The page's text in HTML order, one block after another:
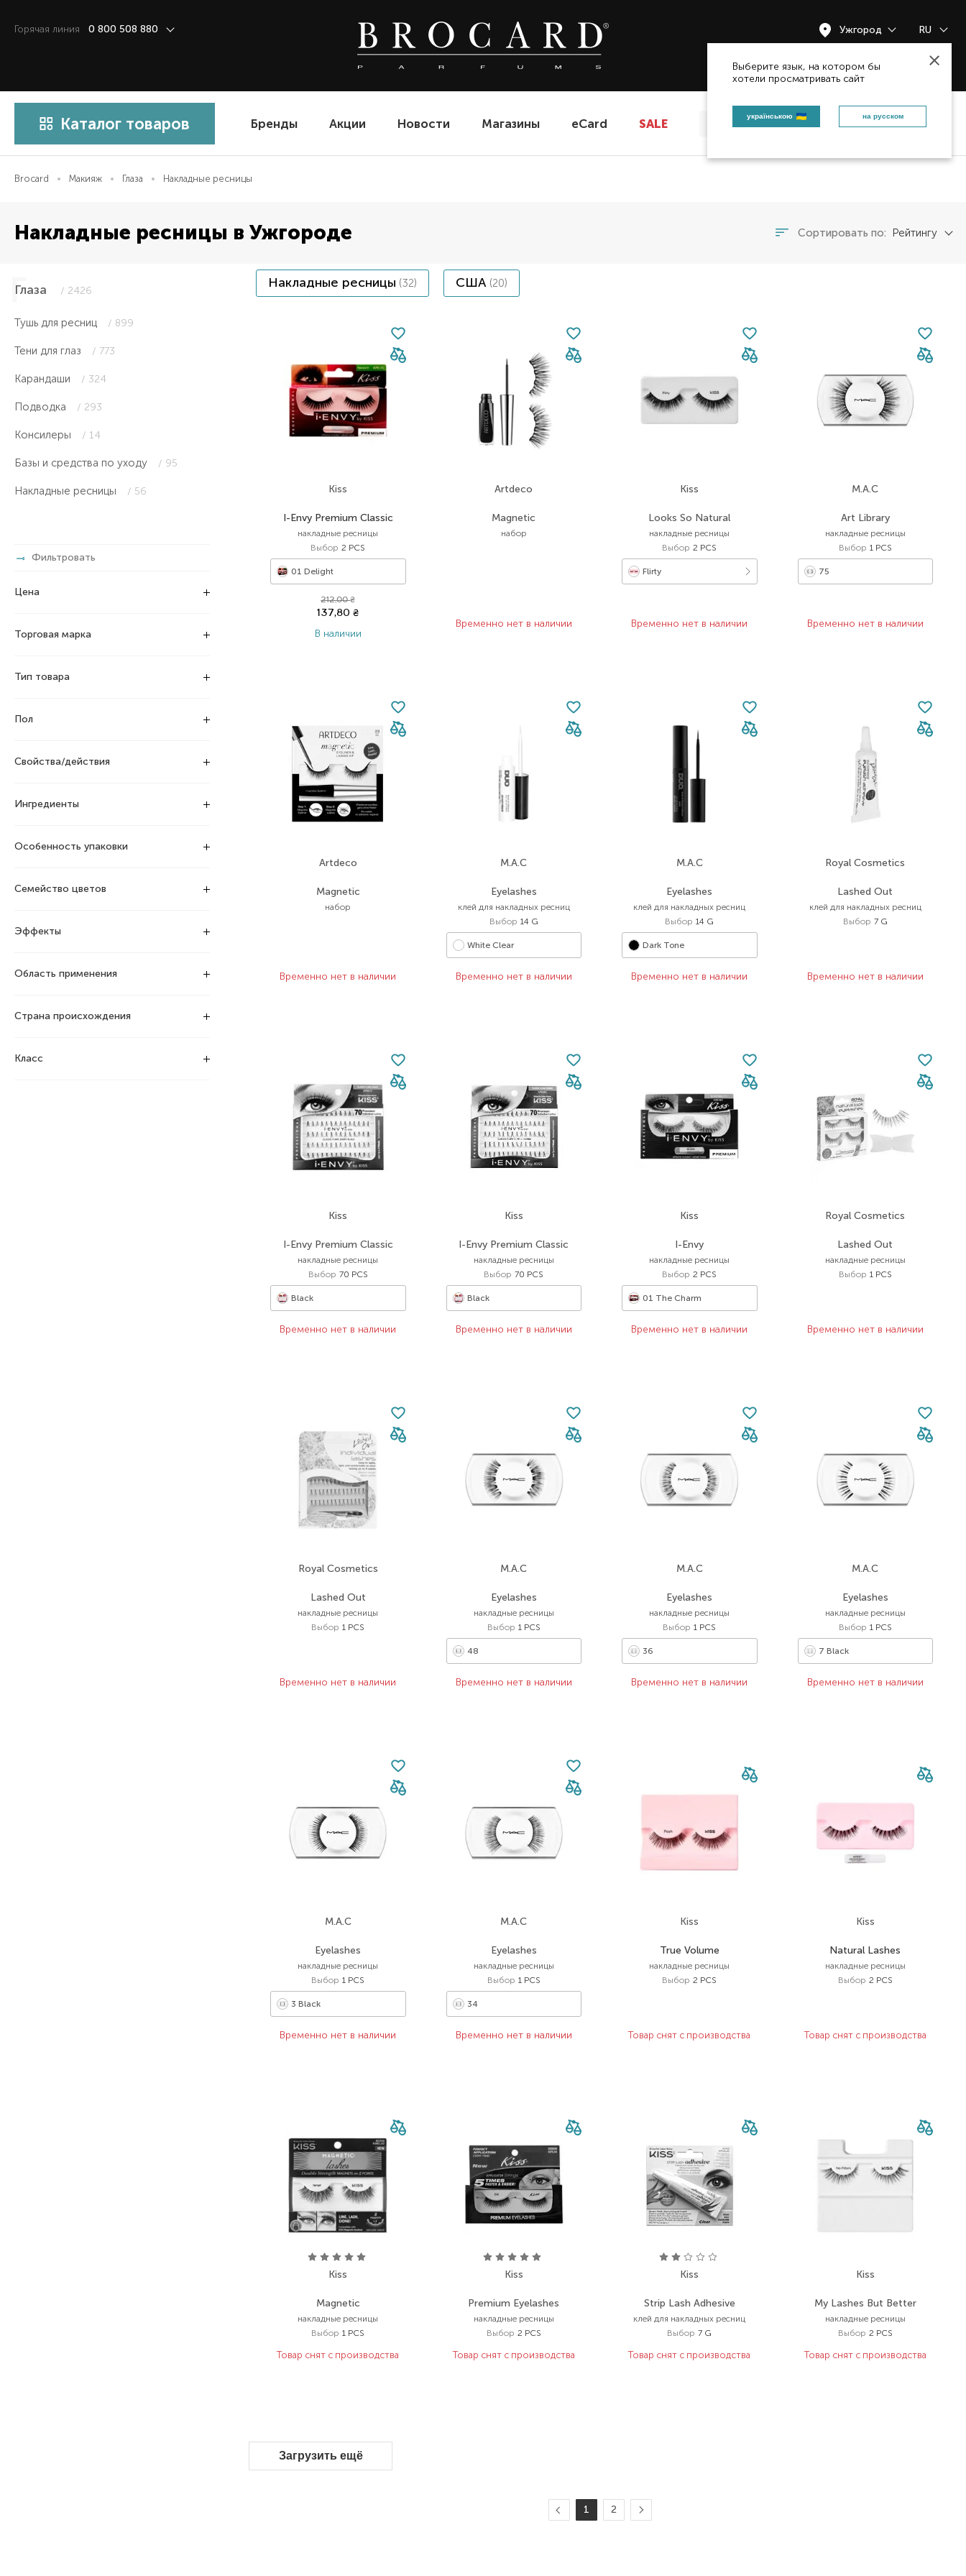
Горячая линия 0 800 508 880 Ужгород RU
Выберите язык, на котором бы
хотели просматривать сайт
Закрыть
українською на русском
Каталог товаров Бренды Акции Новости Магазины eCard SALE
Brocard Макияж Глаза Накладные ресницы
Накладные ресницы в Ужгороде Сортировать по: Рейтингу
Глаза / 2426
Тушь для ресниц / 899
Тени для глаз / 773
Карандаши / 324
Подводка / 293
Консилеры / 14
Базы и средства по уходу / 95
Накладные ресницы / 56
Фильтровать
Цена
Торговая марка
Тип товара
Пол
Свойства/действия
Ингредиенты
Особенность упаковки
Семейство цветов
Эффекты
Область применения
Страна происхождения
Класс
Накладные ресницы (32) США (20)
Kiss
I-Envy Premium Classic
накладные ресницы
Выбор 2 PCS
01 Delight
212,00₴
137,80₴
В наличии
Artdeco
Magnetic
набор
Временно нет в наличии
Kiss
Looks So Natural
накладные ресницы
Выбор 2 PCS
Flirty
Временно нет в наличии
M.A.C
Art Library
накладные ресницы
Выбор 1 PCS
75
Временно нет в наличии
Artdeco
Magnetic
набор
Временно нет в наличии
M.A.C
Eyelashes
клей для накладных ресниц
Выбор 14 G
White Clear
Временно нет в наличии
M.A.C
Eyelashes
клей для накладных ресниц
Выбор 14 G
Dark Tone
Временно нет в наличии
Royal Cosmetics
Lashed Out
клей для накладных ресниц
Выбор 7 G
Временно нет в наличии
Kiss
I-Envy Premium Classic
накладные ресницы
Выбор 70 PCS
Black
Временно нет в наличии
Kiss
I-Envy Premium Classic
накладные ресницы
Выбор 70 PCS
Black
Временно нет в наличии
Kiss
I-Envy
накладные ресницы
Выбор 2 PCS
01 The Charm
Временно нет в наличии
Royal Cosmetics
Lashed Out
накладные ресницы
Выбор 1 PCS
Временно нет в наличии
Royal Cosmetics
Lashed Out
накладные ресницы
Выбор 1 PCS
Временно нет в наличии
M.A.C
Eyelashes
накладные ресницы
Выбор 1 PCS
48
Временно нет в наличии
M.A.C
Eyelashes
накладные ресницы
Выбор 1 PCS
36
Временно нет в наличии
M.A.C
Eyelashes
накладные ресницы
Выбор 1 PCS
7 Black
Временно нет в наличии
M.A.C
Eyelashes
накладные ресницы
Выбор 1 PCS
3 Black
Временно нет в наличии
M.A.C
Eyelashes
накладные ресницы
Выбор 1 PCS
34
Временно нет в наличии
Kiss
True Volume
накладные ресницы
Выбор 2 PCS
Товар снят с производства
Kiss
Natural Lashes
накладные ресницы
Выбор 2 PCS
Товар снят с производства
Kiss
Magnetic
накладные ресницы
Выбор 1 PCS
Товар снят с производства
Kiss
Premium Eyelashes
накладные ресницы
Выбор 2 PCS
Товар снят с производства
Kiss
Strip Lash Adhesive
клей для накладных ресниц
Выбор 7 G
Товар снят с производства
Kiss
My Lashes But Better
накладные ресницы
Выбор 2 PCS
Товар снят с производства
Загрузить ещё
1 2